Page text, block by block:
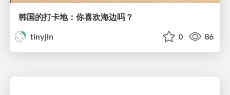
韩国的打卡地：你喜欢海边吗？
tinyjin
0 86